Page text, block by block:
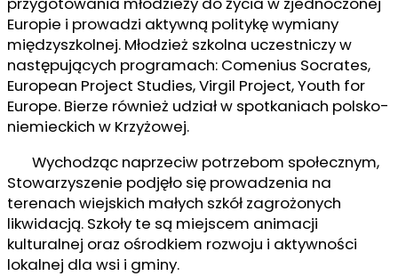
Europie i prowadzi aktywną politykę wymiany
międzyszkolnej. Młodzież szkolna uczestniczy w
następujących programach: Comenius Socrates,
European Project Studies, Virgil Project, Youth for
Europe. Bierze również udział w spotkaniach polsko-
niemieckich w Krzyżowej.
Wychodząc naprzeciw potrzebom społecznym,
Stowarzyszenie podjęło się prowadzenia na
terenach wiejskich małych szkół zagrożonych
likwidacją. Szkoły te są miejscem animacji
kulturalnej oraz ośrodkiem rozwoju i aktywności
lokalnej dla wsi i gminy.